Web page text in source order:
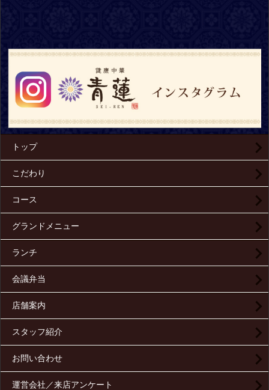
トップ
こだわり
コース
グランドメニュー
ランチ
会議弁当
店舗案内
スタッフ紹介
お問い合わせ
運営会社／来店アンケート